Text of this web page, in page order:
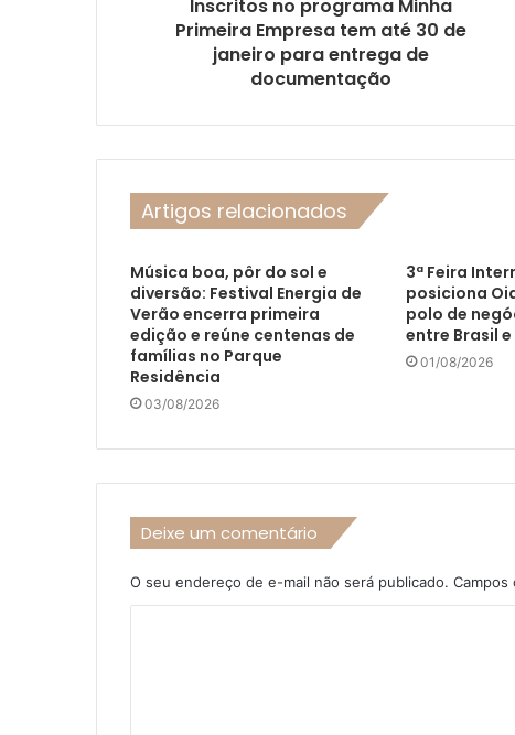
Inscritos no programa Minha
Primeira Empresa tem até 30 de
janeiro para entrega de
documentação
Artigos relacionados
Música boa, pôr do sol e
diversão: Festival Energia de
Verão encerra primeira
edição e reúne centenas de
famílias no Parque
Residência
03/08/2026
3ª Feira
posiciona
polo de
entre Brasil e
01/08/2026
Deixe um comentário
O seu endereço de e-mail não será publicado. Campos